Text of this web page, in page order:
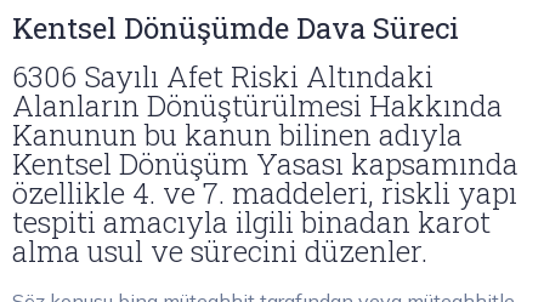
Kentsel Dönüşümde Dava Süreci
6306 Sayılı Afet Riski Altındaki
Alanların Dönüştürülmesi Hakkında
Kanunun bu kanun bilinen adıyla
Kentsel Dönüşüm Yasası kapsamında
özellikle 4. ve 7. maddeleri, riskli yapı
tespiti amacıyla ilgili binadan karot
alma usul ve sürecini düzenler.